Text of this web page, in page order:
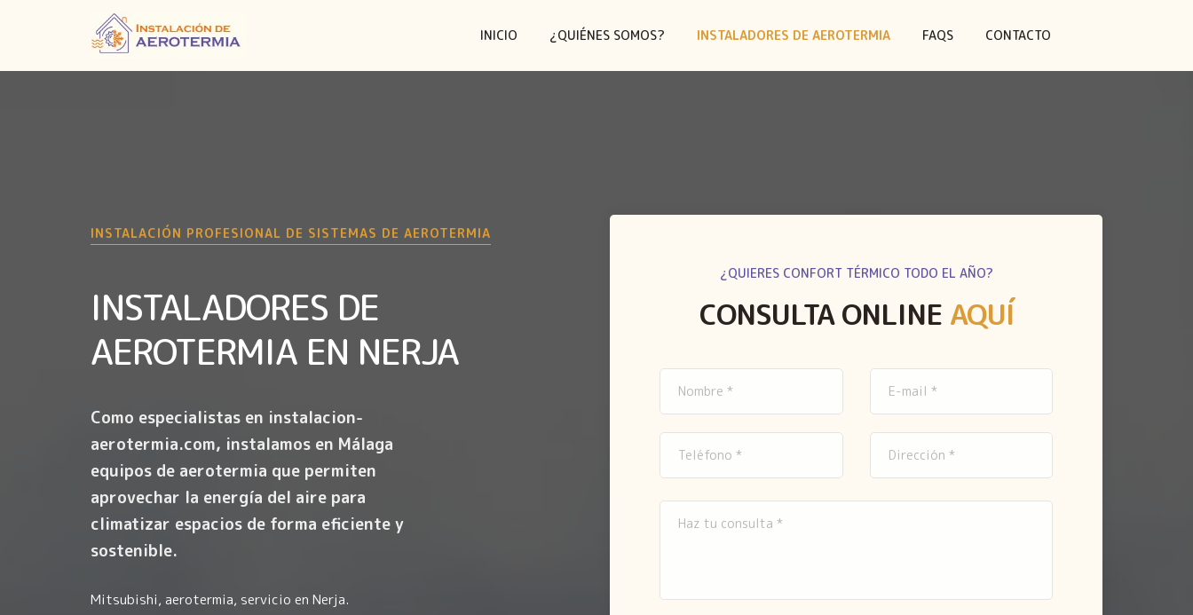
INICIO ¿QUIÉNES SOMOS? INSTALADORES DE AEROTERMIA FAQS CONTACTO
INSTALACIÓN PROFESIONAL DE SISTEMAS DE AEROTERMIA
INSTALADORES DE
AEROTERMIA EN NERJA
Como especialistas en instalacion-
aerotermia.com, instalamos en Málaga
equipos de aerotermia que permiten
aprovechar la energía del aire para
climatizar espacios de forma eficiente y
sostenible.
Mitsubishi, aerotermia, servicio en Nerja.
¿QUIERES CONFORT TÉRMICO TODO EL AÑO?
CONSULTA ONLINE AQUÍ